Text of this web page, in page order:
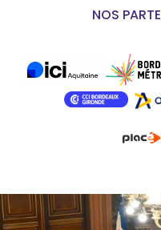
NOS